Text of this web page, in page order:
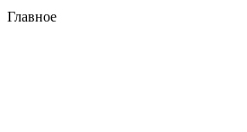
Главное